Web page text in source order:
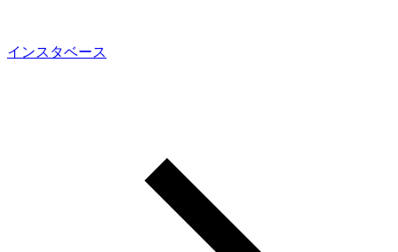
インスタベース